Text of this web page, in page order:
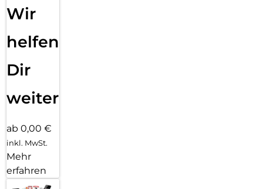
Wir
helfen
Dir
weiter
ab 0,00 €
inkl. MwSt.
Mehr
erfahren